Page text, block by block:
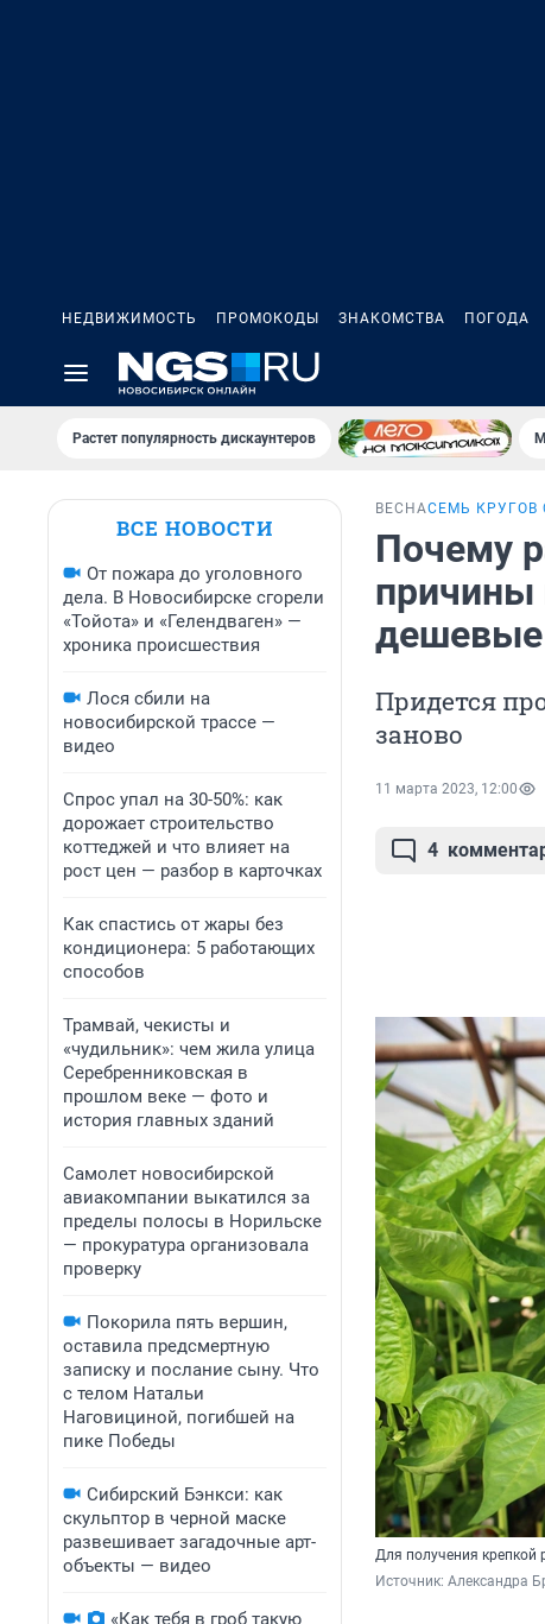
НЕДВИЖИМОСТЬ ПРОМОКОДЫ ЗНАКОМСТВА ПОГОДА
Растет популярность дискаунтеров
ВСЕ НОВОСТИ
От пожара до уголовного
дела. В Новосибирске сгорели
«Тойота» и «Гелендваген» —
хроника происшествия
Лося сбили на
новосибирской трассе —
видео
Спрос упал на 30-50%: как
дорожает строительство
коттеджей и что влияет на
рост цен — разбор в карточках
Как спастись от жары без
кондиционера: 5 работающих
способов
Трамвай, чекисты и
«чудильник»: чем жила улица
Серебренниковская в
прошлом веке — фото и
история главных зданий
Самолет новосибирской
авиакомпании выкатился за
пределы полосы в Норильске
— прокуратура организовала
проверку
Покорила пять вершин,
оставила предсмертную
записку и послание сыну. Что
с телом Натальи
Наговициной, погибшей на
пике Победы
Сибирский Бэнкси: как
скульптор в черной маске
развешивает загадочные арт-
объекты — видео
«Как тебя в гроб такую
ВЕСНАСЕМЬ КРУГОВ
Почему
причины
Придется
заново
11 марта 2023, 12:00
4
Для получения крепкой
Источник: Александра